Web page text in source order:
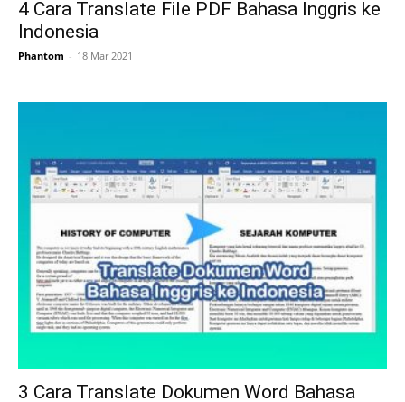
4 Cara Translate File PDF Bahasa Inggris ke
Indonesia
Phantom - 18 Mar 2021
3 Cara Translate Dokumen Word Bahasa